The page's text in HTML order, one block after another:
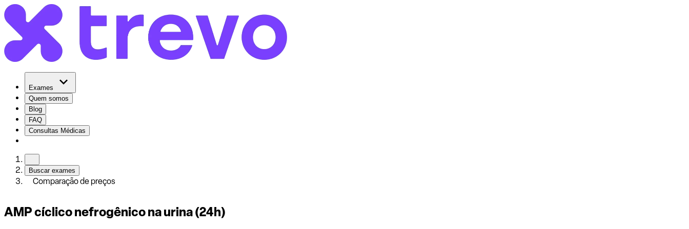
Exames
Quem somos
Blog
FAQ
Consultas Médicas
Buscar exames
Comparação de preços
AMP cíclico nefrogênico na urina (24h)